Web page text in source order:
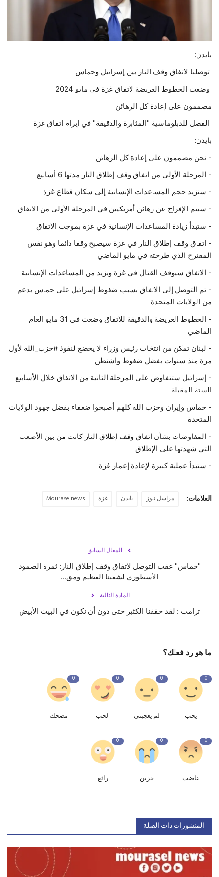
بايدن:
توصلنا لاتفاق وقف النار بين إسرائيل وحماس
وضعت الخطوط العريضة لاتفاق غزة في مايو 2024
مصممون على إعادة كل الرهائن
الفضل للدبلوماسية "المثابرة والدقيقة" في إبرام اتفاق غزة
بايدن:
- نحن مصممون على إعادة كل الرهائن
- المرحلة الأولى من اتفاق وقف إطلاق النار مدتها 6 أسابيع
- سنزيد حجم المساعدات الإنسانية إلى سكان قطاع غزة
- سيتم الإفراج عن رهائن أمريكيين في المرحلة الأولى من الاتفاق
- ستبدأ زيادة المساعدات الإنسانية في غزة بموجب الاتفاق
- اتفاق وقف إطلاق النار في غزة سيصبح وقفا دائما وهو نفس
المقترح الذي طرحته في مايو الماضي
- الاتفاق سيوقف القتال في غزة ويزيد من المساعدات الإنسانية
- تم التوصل إلى الاتفاق بسبب ضغوط إسرائيل على حماس بدعم
من الولايات المتحدة
- الخطوط العريضة والدقيقة للاتفاق وضعت في 31 مايو العام
الماضي
- لبنان تمكن من انتخاب رئيس وزراء لا يخضع لنفوذ #حزب_الله لأول
مرة منذ سنوات بفضل ضغوط واشنطن
- إسرائيل ستتفاوض على المرحلة الثانية من الاتفاق خلال الأسابيع
الستة المقبلة
- حماس وإيران وحزب الله كلهم أصبحوا ضعفاء بفضل جهود الولايات
المتحدة
- المفاوضات بشأن اتفاق وقف إطلاق النار كانت من بين الأصعب
التي شهدتها على الإطلاق
- ستبدأ عملية كبيرة لإعادة إعمار غزة
العلامات: مراسل نيوز بايدن غزة Mouraselnews
المقال السابق
"حماس" عقب التوصل لاتفاق وقف إطلاق النار: ثمرة الصمود
الأسطوري لشعبنا العظيم ومق...
المادة التالية
ترامب : لقد حققنا الكثير حتى دون أن نكون في البيت الأبيض
ما هو رد فعلك؟
0
يحب
0
لم يعجبنى
0
الحب
0
مضحك
0
غاضب
0
حزين
0
رائع
المنشورات ذات الصلة